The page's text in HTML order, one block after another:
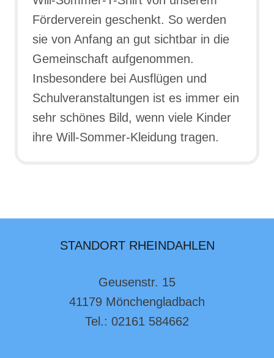
Förderverein geschenkt. So werden
sie von Anfang an gut sichtbar in die
Gemeinschaft aufgenommen.
Insbesondere bei Ausflügen und
Schulveranstaltungen ist es immer ein
sehr schönes Bild, wenn viele Kinder
ihre Will-Sommer-Kleidung tragen.
STANDORT RHEINDAHLEN
Geusenstr. 15
41179 Mönchengladbach
Tel.: 02161 584662